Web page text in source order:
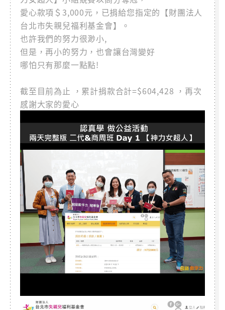
愛心款項＄3,000元，已捐給您指定的【財團法人
台北市失親兒福利基金會】。
也許我們的努力很渺小,
但是，再小的努力，也會讓台灣變好
哪怕只有那麼一點點!
截至目前為止 ，累計捐款合計=$604,428 ，再次
感謝大家的愛心